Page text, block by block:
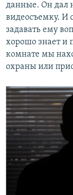
данные. Он дал
видеосъемку. И
задавать ему
хорошо знает и
комнате мы
охраны или